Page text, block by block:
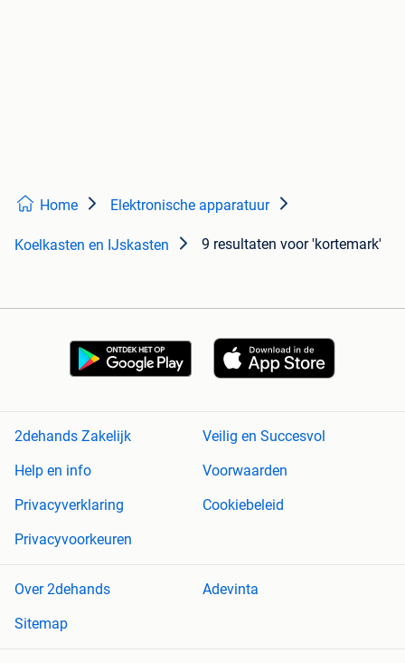
Home Elektronische apparatuur
Koelkasten en IJskasten 9 resultaten voor 'kortemark'
2dehands Zakelijk
Veilig en Succesvol
Help en info
Voorwaarden
Privacyverklaring
Cookiebeleid
Privacyvoorkeuren
Over 2dehands
Adevinta
Sitemap